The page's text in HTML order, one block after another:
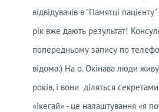
відвідувачів в "Памятці
рік вже дають результат!
попередньому запису по
відома:) На о. Окінава люди
років, і вони діляться
«Ікегай» - це налаштування «я